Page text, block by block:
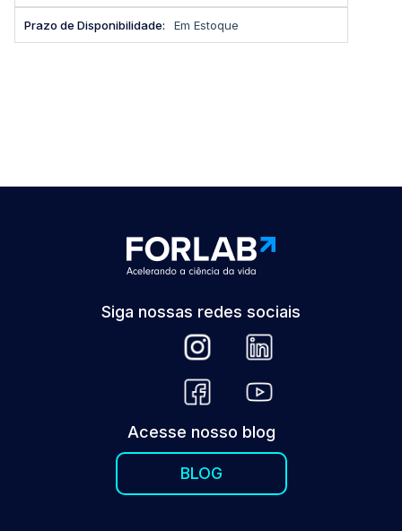
Em Estoque
Siga nossas redes sociais
Acesse nosso blog
BLOG